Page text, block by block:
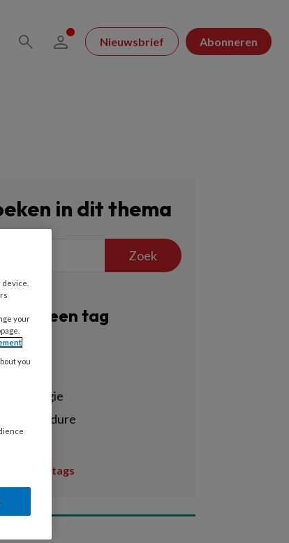
Nieuwsbrief Abonneren
in dit thema
Zoek
op een tag
tags
technologie
Toon meer tags
your
you